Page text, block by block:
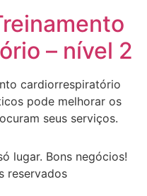
– nível 2
cardiorrespiratório
pode melhorar os
seus serviços.
lugar. Bons negócios!
reservados